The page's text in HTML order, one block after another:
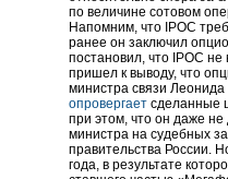
по величине сотовом
Напомним, что IPOC
ранее он заключил
постановил, что IPOC
пришел к выводу, что
министра связи
опровергает сделанные
при этом, что он даже
министра на судебных
правительства России.
года, в результате